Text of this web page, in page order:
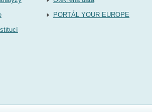
PORTÁL YOUR EUROPE